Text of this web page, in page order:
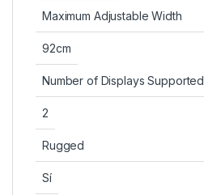
Maximum Adjustable Width
92cm
Number of Displays Supported
2
Rugged
Sí